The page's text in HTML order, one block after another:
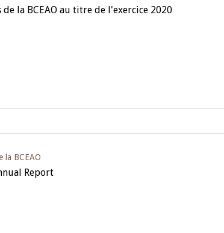
la BCEAO au titre de l'exercice 2020
la BCEAO
Report